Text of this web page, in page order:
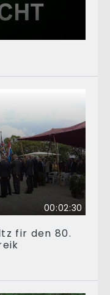
00:02:30
fir den 80.